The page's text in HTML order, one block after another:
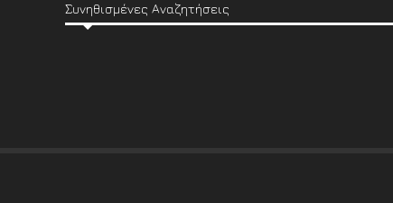
Συνηθισμένες Αναζητήσεις